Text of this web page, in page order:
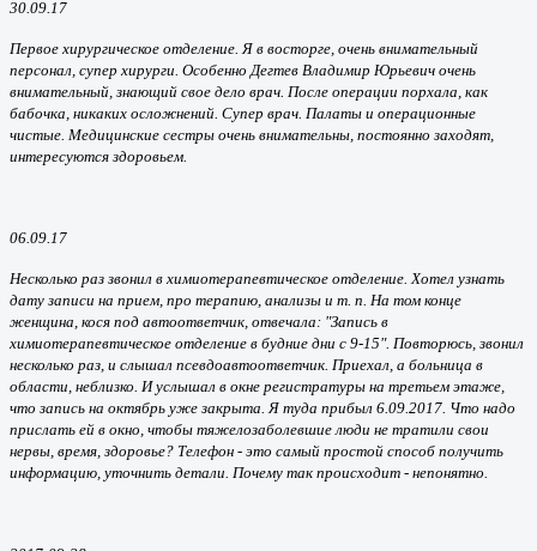
30.09.17
Первое хирургическое отделение. Я в восторге, очень внимательный
персонал, супер хирурги. Особенно Дегтев Владимир Юрьевич очень
внимательный, знающий свое дело врач. После операции порхала, как
бабочка, никаких осложнений. Супер врач. Палаты и операционные
чистые. Медицинские сестры очень внимательны, постоянно заходят,
интересуются здоровьем.
06.09.17
Несколько раз звонил в химиотерапевтическое отделение. Хотел узнать
дату записи на прием, про терапию, анализы и т. п. На том конце
женщина, кося под автоответчик, отвечала: "Запись в
химиотерапевтическое отделение в будние дни с 9-15". Повторюсь, звонил
несколько раз, и слышал псевдоавтоответчик. Приехал, а больница в
области, неблизко. И услышал в окне регистратуры на третьем этаже,
что запись на октябрь уже закрыта. Я туда прибыл 6.09.2017. Что надо
прислать ей в окно, чтобы тяжелозаболевшие люди не тратили свои
нервы, время, здоровье? Телефон - это самый простой способ получить
информацию, уточнить детали. Почему так происходит - непонятно.